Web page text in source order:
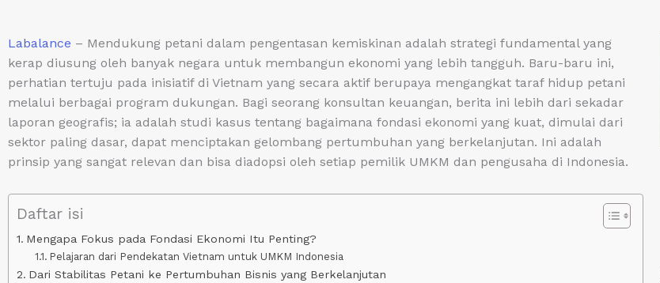
Labalance – Mendukung petani dalam pengentasan kemiskinan adalah strategi fundamental yang
kerap diusung oleh banyak negara untuk membangun ekonomi yang lebih tangguh. Baru-baru ini,
perhatian tertuju pada inisiatif di Vietnam yang secara aktif berupaya mengangkat taraf hidup petani
melalui berbagai program dukungan. Bagi seorang konsultan keuangan, berita ini lebih dari sekadar
laporan geografis; ia adalah studi kasus tentang bagaimana fondasi ekonomi yang kuat, dimulai dari
sektor paling dasar, dapat menciptakan gelombang pertumbuhan yang berkelanjutan. Ini adalah
prinsip yang sangat relevan dan bisa diadopsi oleh setiap pemilik UMKM dan pengusaha di Indonesia.
Daftar isi
Mengapa Fokus pada Fondasi Ekonomi Itu Penting?
Pelajaran dari Pendekatan Vietnam untuk UMKM Indonesia
Dari Stabilitas Petani ke Pertumbuhan Bisnis yang Berkelanjutan